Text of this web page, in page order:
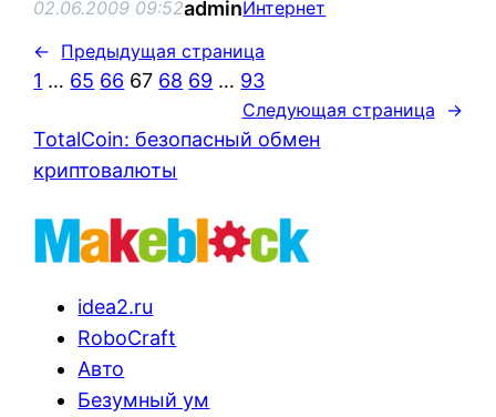
02.06.2009 09:52adminИнтернет
← Предыдущая страница
1 … 65 66 67 68 69 … 93
Следующая страница →
TotalCoin: безопасный обмен
криптовалюты
idea2.ru
RoboCraft
Авто
Безумный ум